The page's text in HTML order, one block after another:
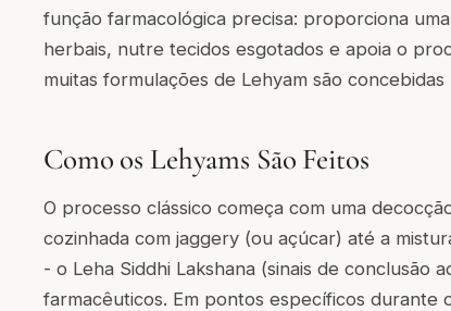
função farmacológica precisa: proporciona
herbais, nutre tecidos esgotados e apoia o
muitas formulações de Lehyam são concebidas
Como os Lehyams São Feitos
O processo clássico começa com uma
cozinhada com jaggery (ou açúcar) até a
- o Leha Siddhi Lakshana (sinais de conclusão
farmacêuticos. Em pontos específicos durante